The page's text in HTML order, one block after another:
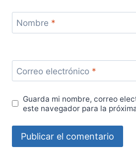
Nombre *
Correo electrónico *
Guarda mi nombre, correo
este navegador para la